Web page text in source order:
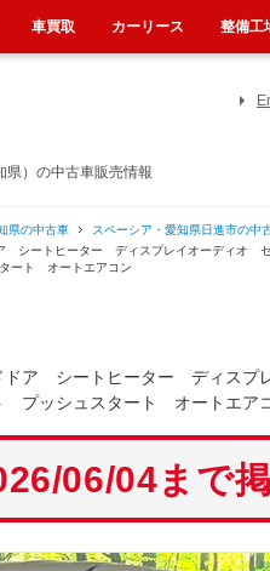
）の中古車販売情報
県の中古車
スペーシア・愛知県日進市の中
シートヒーター ディスプレイオーディオ
ート オートエアコン
ア シートヒーター ディス
ッシュスタート オートエアコ
06/04まで
車買取 カーリース 整備工